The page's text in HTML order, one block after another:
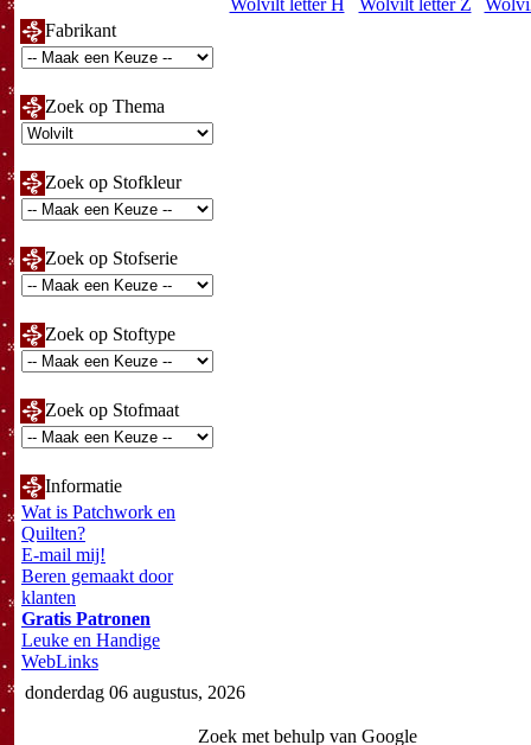
Fabrikant
Zoek op Thema
Zoek op Stofkleur
Zoek op Stofserie
Zoek op Stoftype
Zoek op Stofmaat
Informatie
Wat is Patchwork en
Quilten?
E-mail mij!
Beren gemaakt door
klanten
Gratis Patronen
Leuke en Handige
WebLinks
Wolvilt letter H Wolvilt letter Z
donderdag 06 augustus, 2026
Zoek met behulp van Google